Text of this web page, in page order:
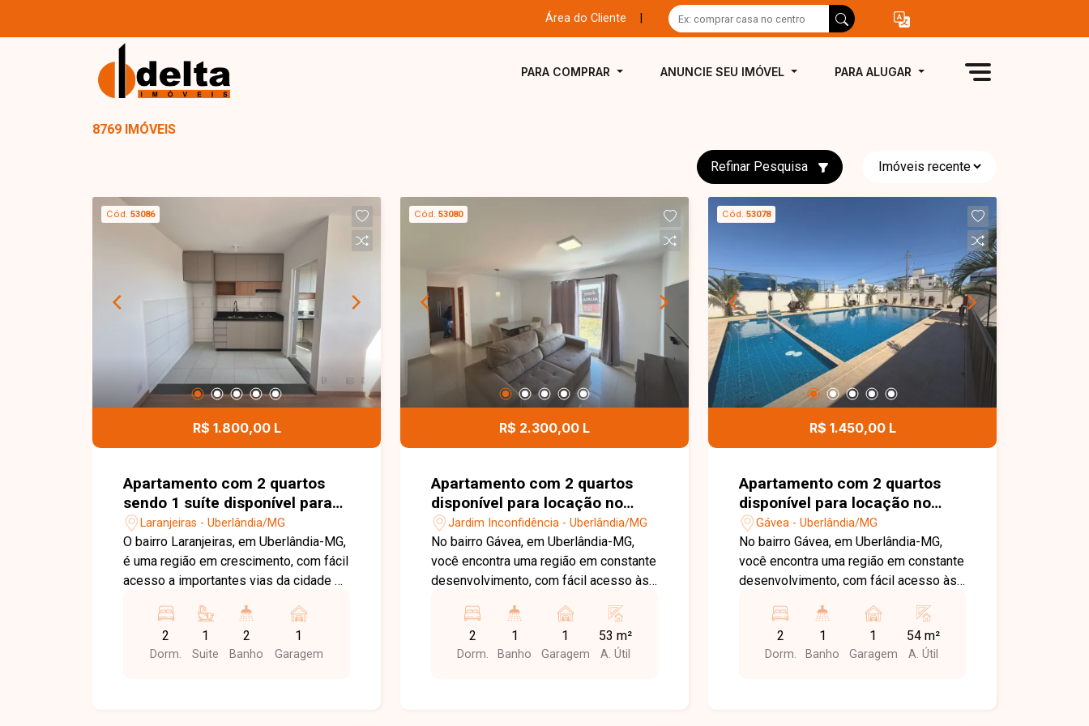
Área do Cliente
PARA COMPRAR ANUNCIE SEU IMÓVEL PARA ALUGAR
8769 IMÓVEIS
Refinar Pesquisa
Cód. 53086
R$ 1.800,00 L
Apartamento com 2 quartos
sendo 1 suíte disponível para
locação no bairro Laranjeiras
em Uberlândia-MG
Laranjeiras - Uberlândia/MG
O bairro Laranjeiras, em Uberlândia-MG,
é uma região em crescimento, com fácil
acesso a importantes vias da cidade e
com comércios e serviços.
Apartamento novo, primeira locação,
composto por sala em 2 ambientes,
2
Dorm.
1
Suite
2
Banho
1
Garagem
Cód. 53080
R$ 2.300,00 L
Apartamento com 2 quartos
disponível para locação no
bairro Jardim Inconfidência em
Uberlândia-MG
Jardim Inconfidência - Uberlândia/MG
No bairro Gávea, em Uberlândia-MG,
você encontra uma região em constante
desenvolvimento, com fácil acesso às
com supermercados, escolas,
farmácias e diversos comércios,
proporcionando praticidade e qualidade
2
Dorm.
1
Banho
1
Garagem
53 m²
A. Útil
Cód. 53078
R$ 1.450,00 L
Apartamento com 2 quartos
disponível para locação no
bairro Gávea em Uberlândia-
MG
Gávea - Uberlândia/MG
No bairro Gávea, em Uberlândia-MG,
você encontra uma região em constante
desenvolvimento, com fácil acesso às
com supermercados, escolas,
farmácias e diversos comércios,
proporcionando praticidade e qualidade
2
Dorm.
1
Banho
1
Garagem
54 m²
A. Útil